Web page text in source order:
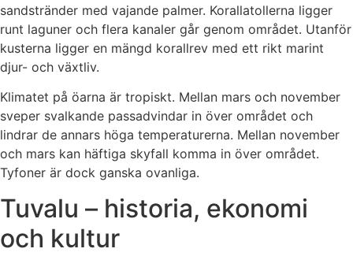
sandstränder med vajande palmer. Korallatollerna ligger
runt laguner och flera kanaler går genom området. Utanför
kusterna ligger en mängd korallrev med ett rikt marint
djur- och växtliv.
Klimatet på öarna är tropiskt. Mellan mars och november
sveper svalkande passadvindar in över området och
lindrar de annars höga temperaturerna. Mellan november
och mars kan häftiga skyfall komma in över området.
Tyfoner är dock ganska ovanliga.
Tuvalu – historia, ekonomi
och kultur